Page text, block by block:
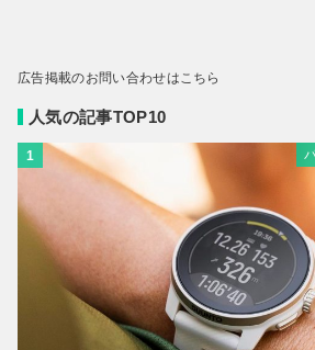
広告掲載のお問い合わせはこちら
人気の記事TOP10
1